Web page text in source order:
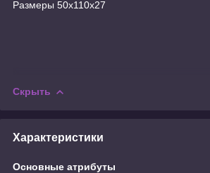
Размеры 50x110x27
Скрыть
Характеристики
Основные атрибуты